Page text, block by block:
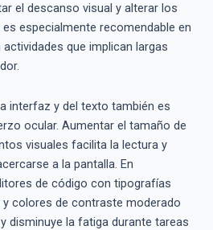
el descanso visual y alterar los
especialmente recomendable en
que implican largas
interfaz y del texto también es
ocular. Aumentar el tamaño de
visuales facilita la lectura y
a la pantalla. En
de código con tipografías
y colores de contraste moderado
disminuye la fatiga durante tareas